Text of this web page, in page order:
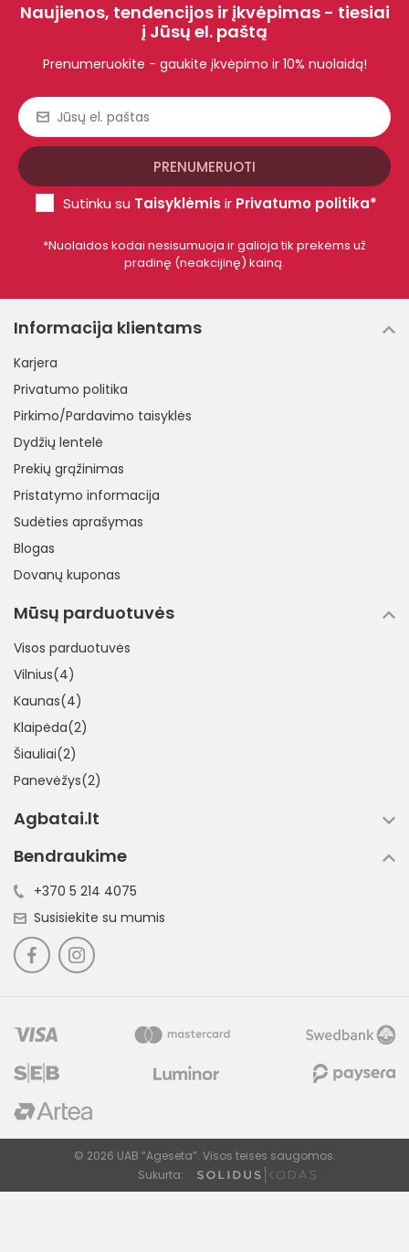
Išvalyti FILTRUOTI
Naujienos, tendencijos ir įkvėpimas - tiesiai
į Jūsų el. paštą
Prenumeruokite - gaukite įkvėpimo ir 10% nuolaidą!
Sutinku su Taisyklėmis ir Privatumo politika*
*Nuolaidos kodai nesisumuoja ir galioja tik prekėms už
pradinę (neakcijinę) kainą.
Informacija klientams
Karjera
Privatumo politika
Pirkimo/Pardavimo taisyklės
Dydžių lentelė
Prekių grąžinimas
Pristatymo informacija
Sudėties aprašymas
Blogas
Dovanų kuponas
Mūsų parduotuvės
Visos parduotuvės
Vilnius(4)
Kaunas(4)
Klaipėda(2)
Šiauliai(2)
Panevėžys(2)
Agbatai.lt
Bendraukime
+370 5 214 4075
Susisiekite su mumis
© 2026 UAB “Ageseta”. Visos teisės saugomos.
Sukurta: